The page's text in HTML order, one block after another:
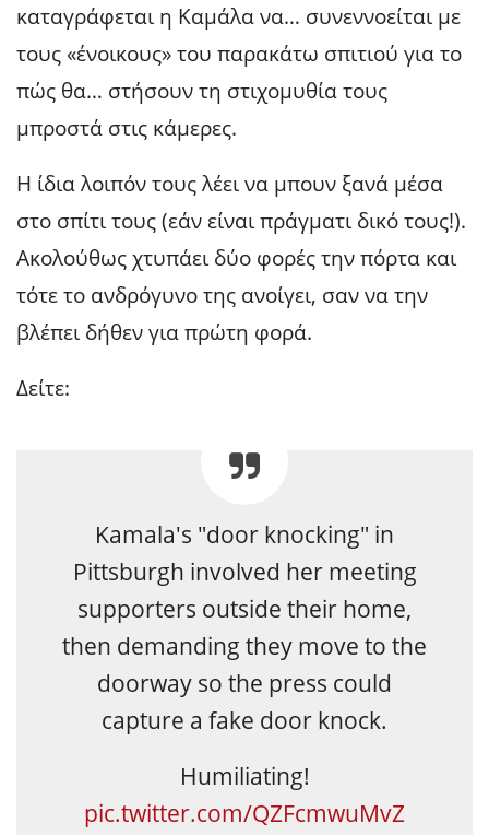
καταγράφεται η Καμάλα να… συνεννοείται με
τους «ένοικους» του παρακάτω σπιτιού για το
πώς θα… στήσουν τη στιχομυθία τους
μπροστά στις κάμερες.
Η ίδια λοιπόν τους λέει να μπουν ξανά μέσα
στο σπίτι τους (εάν είναι πράγματι δικό τους!).
Ακολούθως χτυπάει δύο φορές την πόρτα και
τότε το ανδρόγυνο της ανοίγει, σαν να την
βλέπει δήθεν για πρώτη φορά.
Δείτε:
Kamala's "door knocking" in
Pittsburgh involved her meeting
supporters outside their home,
then demanding they move to the
doorway so the press could
capture a fake door knock.
Humiliating!
pic.twitter.com/QZFcmwuMvZ